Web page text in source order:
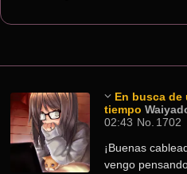
En busca de
tiempo
02:43 No. 1702
¡Buenas
vengo